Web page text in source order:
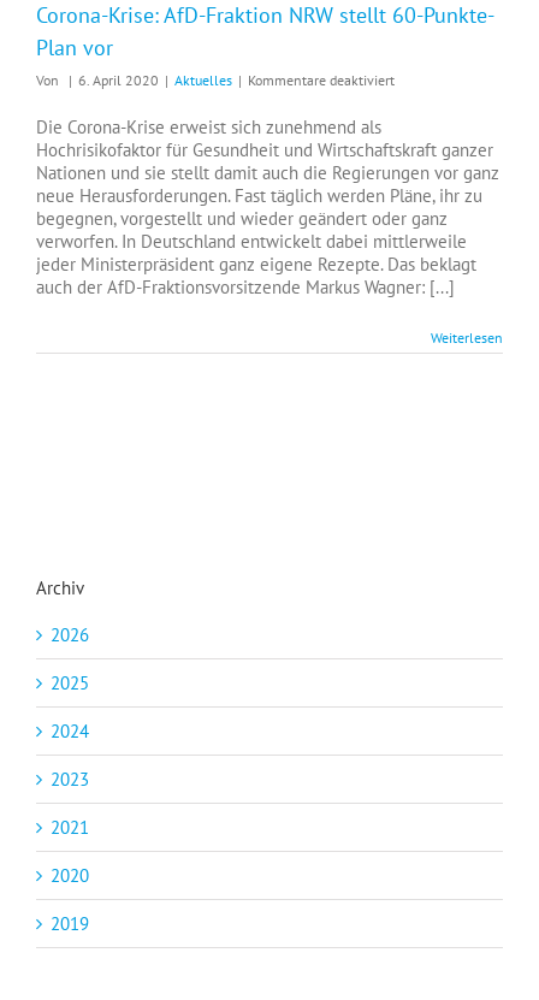
Corona-Krise: AfD-Fraktion NRW stellt 60-Punkte-
Plan vor
Von | 6. April 2020 | Aktuelles | Kommentare deaktiviertfür
AfD-
Fraktion
NRW
60-
Punkte-
Plan
vor
Die Corona-Krise erweist sich zunehmend als
Hochrisikofaktor für Gesundheit und Wirtschaftskraft ganzer
Nationen und sie stellt damit auch die Regierungen vor ganz
neue Herausforderungen. Fast täglich werden Pläne, ihr zu
begegnen, vorgestellt und wieder geändert oder ganz
verworfen. In Deutschland entwickelt dabei mittlerweile
jeder Ministerpräsident ganz eigene Rezepte. Das beklagt
auch der AfD-Fraktionsvorsitzende Markus Wagner: [...]
Weiterlesen
Archiv
2026
2025
2024
2023
2021
2020
2019